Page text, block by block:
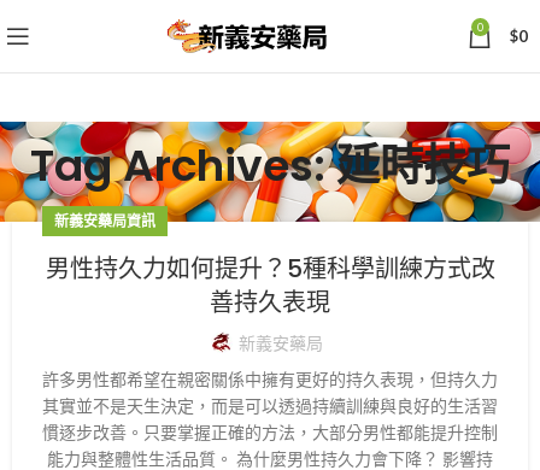
0 $0
Tag Archives: 延時技巧
新義安藥局資訊
男性持久力如何提升？5種科學訓練方式改
善持久表現
新義安藥局
許多男性都希望在親密關係中擁有更好的持久表現，但持久力
其實並不是天生決定，而是可以透過持續訓練與良好的生活習
慣逐步改善。只要掌握正確的方法，大部分男性都能提升控制
能力與整體性生活品質。 為什麼男性持久力會下降？ 影響持